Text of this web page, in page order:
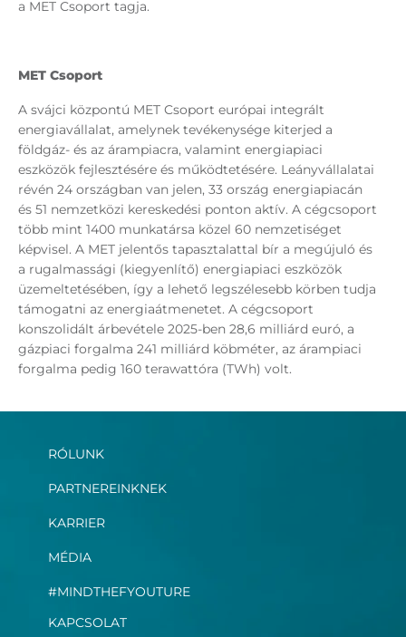
a MET Csoport tagja.
MET Csoport
A svájci központú MET Csoport európai integrált
energiavállalat, amelynek tevékenysége kiterjed a
földgáz- és az árampiacra, valamint energiapiaci
eszközök fejlesztésére és működtetésére. Leányvállalatai
révén 24 országban van jelen, 33 ország energiapiacán
és 51 nemzetközi kereskedési ponton aktív. A cégcsoport
több mint 1400 munkatársa közel 60 nemzetiséget
képvisel. A MET jelentős tapasztalattal bír a megújuló és
a rugalmassági (kiegyenlítő) energiapiaci eszközök
üzemeltetésében, így a lehető legszélesebb körben tudja
támogatni az energiaátmenetet. A cégcsoport
konszolidált árbevétele 2025-ben 28,6 milliárd euró, a
gázpiaci forgalma 241 milliárd köbméter, az árampiaci
forgalma pedig 160 terawattóra (TWh) volt.
RÓLUNK
PARTNEREINKNEK
KARRIER
MÉDIA
#MINDTHEFYOUTURE
KAPCSOLAT